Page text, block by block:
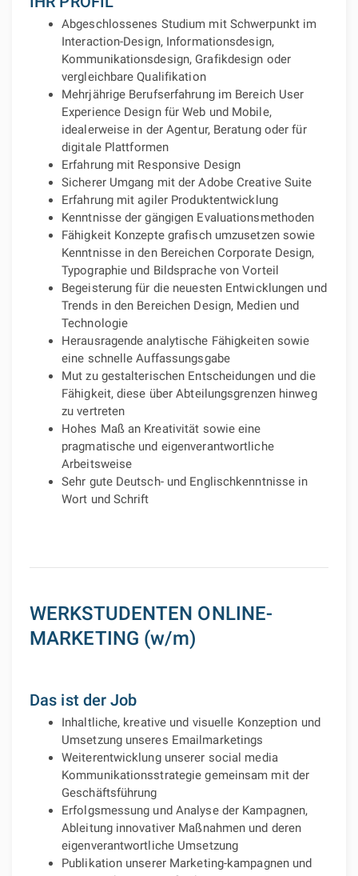
Abgeschlossenes Studium mit Schwerpunkt im
Interaction-Design, Informationsdesign,
Kommunikationsdesign, Grafikdesign oder
vergleichbare Qualifikation
Mehrjährige Berufserfahrung im Bereich User
Experience Design für Web und Mobile,
idealerweise in der Agentur, Beratung oder für
digitale Plattformen
Erfahrung mit Responsive Design
Sicherer Umgang mit der Adobe Creative Suite
Erfahrung mit agiler Produktentwicklung
Kenntnisse der gängigen Evaluationsmethoden
Fähigkeit Konzepte grafisch umzusetzen sowie
Kenntnisse in den Bereichen Corporate Design,
Typographie und Bildsprache von Vorteil
Begeisterung für die neuesten Entwicklungen und
Trends in den Bereichen Design, Medien und
Technologie
Herausragende analytische Fähigkeiten sowie
eine schnelle Auffassungsgabe
Mut zu gestalterischen Entscheidungen und die
Fähigkeit, diese über Abteilungsgrenzen hinweg
zu vertreten
Hohes Maß an Kreativität sowie eine
pragmatische und eigenverantwortliche
Arbeitsweise
Sehr gute Deutsch- und Englischkenntnisse in
Wort und Schrift
WERKSTUDENTEN ONLINE-
MARKETING (w/m)
Das ist der Job
Inhaltliche, kreative und visuelle Konzeption und
Umsetzung unseres Emailmarketings
Weiterentwicklung unserer social media
Kommunikationsstrategie gemeinsam mit der
Geschäftsführung
Erfolgsmessung und Analyse der Kampagnen,
Ableitung innovativer Maßnahmen und deren
eigenverantwortliche Umsetzung
Publikation unserer Marketing-kampagnen und